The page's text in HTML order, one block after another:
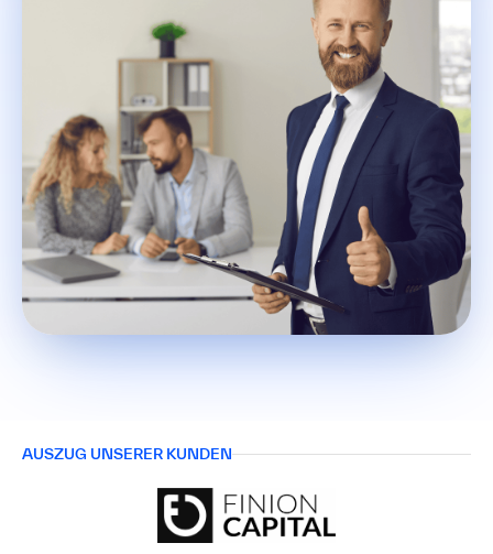
AUSZUG UNSERER KUNDEN